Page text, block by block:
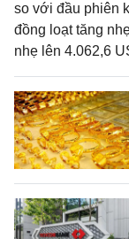
so với đầu phiên
đồng loạt tăng
nhẹ lên 4.062,6